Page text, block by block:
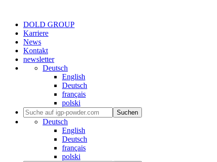
DOLD GROUP
Karriere
News
Kontakt
newsletter
Deutsch
English
Deutsch
français
polski
Suchen
Deutsch
English
Deutsch
français
polski